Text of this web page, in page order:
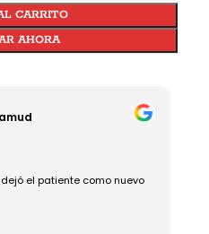
el patiente como nuevo
CARRITO
AHORA